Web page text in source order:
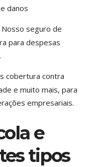
danos
Nosso seguro de
para despesas
cobertura contra
e muito mais, para
empresariais.
e
tipos